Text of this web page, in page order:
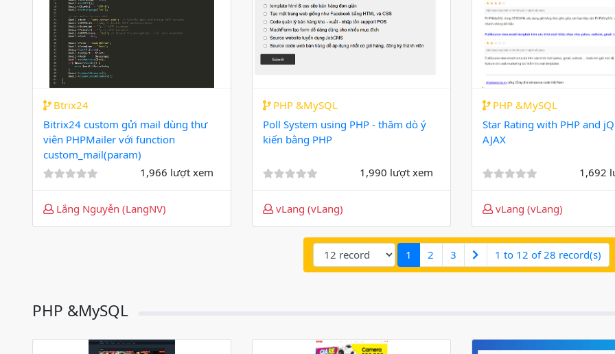
Btrix24
Bitrix24 custom gửi mail dùng thư
viên PHPMailer với function
custom_mail(param)
1,966 lượt xem
Lắng Nguyễn (LangNV)
PHP &MySQL
Poll System using PHP - thăm dò ý
kiến bằng PHP
1,990 lượt xem
vLang (vLang)
PHP &MySQL
Star Rating with PHP and
AJAX
1,692
vLang (vLang)
1 (current)
2 3 1 to 12 of 28 record(s)
PHP &MySQL